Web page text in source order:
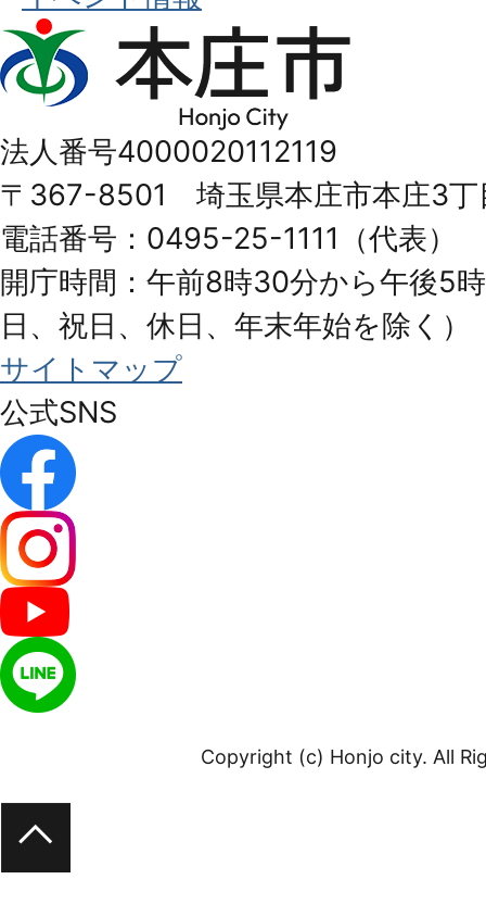
本
庄
Honjo
City
法人番号4000020112119
〒367-8501 埼玉県本庄市本庄3丁
電話番号：0495-25-1111（代表）
開庁時間：午前8時30分から午後5
日、祝日、休日、年末年始を除く）
サイトマップ
公式SNS
Copyright (c) Honjo city. All